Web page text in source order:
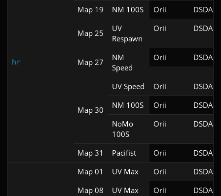
hr
Map 19
NM 100S Orii DSDA-
Map 25
UV
Respawn
Orii DSDA-
Map 27
NM
Speed
Orii DSDA-
Map 30
UV Speed Orii
DSDA-
NM 100S
Orii
DSDA-
NoMo
100S
Orii DSDA-
Map 31 Pacifist Orii DSDA-
Map 01 UV Max Orii
DSDA-
Map 08
UV Max Orii
DSDA-